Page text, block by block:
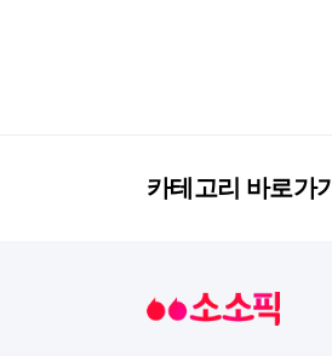
카테고리 바로가기